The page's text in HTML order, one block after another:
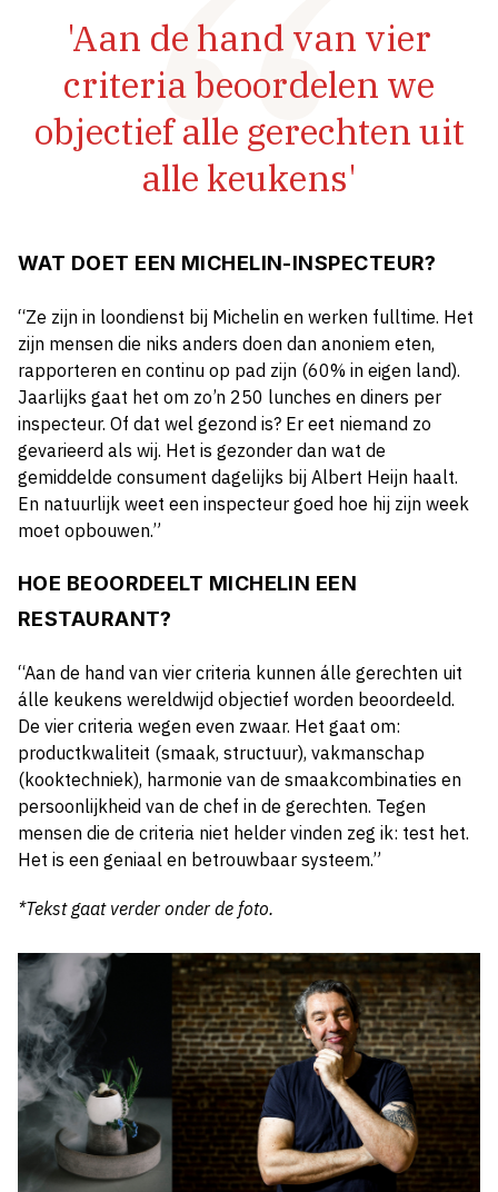
'Aan de hand van vier
criteria beoordelen we
objectief alle gerechten uit
alle keukens'
WAT DOET EEN MICHELIN-INSPECTEUR?
“Ze zijn in loondienst bij Michelin en werken fulltime. Het
zijn mensen die niks anders doen dan anoniem eten,
rapporteren en continu op pad zijn (60% in eigen land).
Jaarlijks gaat het om zo’n 250 lunches en diners per
inspecteur. Of dat wel gezond is? Er eet niemand zo
gevarieerd als wij. Het is gezonder dan wat de
gemiddelde consument dagelijks bij Albert Heijn haalt.
En natuurlijk weet een inspecteur goed hoe hij zijn week
moet opbouwen.”
HOE BEOORDEELT MICHELIN EEN
RESTAURANT?
“Aan de hand van vier criteria kunnen álle gerechten uit
álle keukens wereldwijd objectief worden beoordeeld.
De vier criteria wegen even zwaar. Het gaat om:
productkwaliteit (smaak, structuur), vakmanschap
(kooktechniek), harmonie van de smaakcombinaties en
persoonlijkheid van de chef in de gerechten. Tegen
mensen die de criteria niet helder vinden zeg ik: test het.
Het is een geniaal en betrouwbaar systeem.”
*Tekst gaat verder onder de foto.